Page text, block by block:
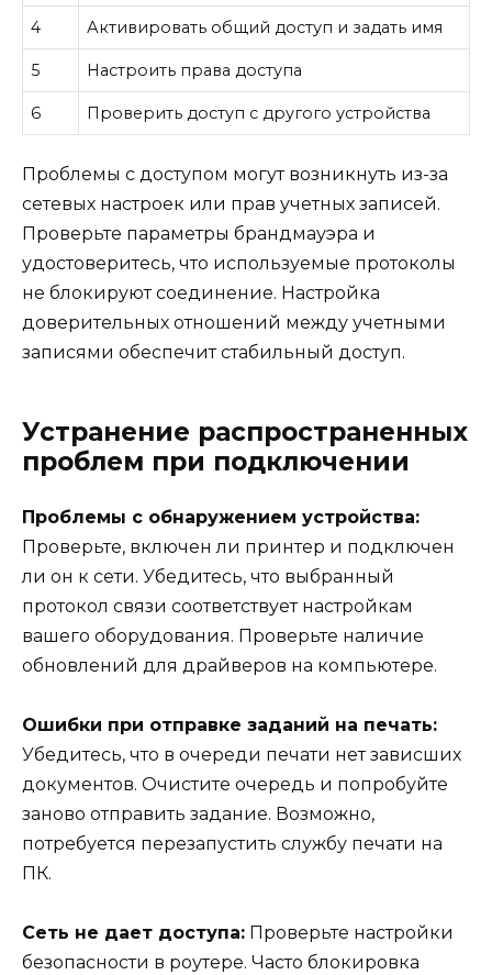
4 Активировать общий доступ и задать имя
5 Настроить права доступа
6 Проверить доступ с другого устройства
Проблемы с доступом могут возникнуть из-за
сетевых настроек или прав учетных записей.
Проверьте параметры брандмауэра и
удостоверитесь, что используемые протоколы
не блокируют соединение. Настройка
доверительных отношений между учетными
записями обеспечит стабильный доступ.
Устранение распространенных
проблем при подключении
Проблемы с обнаружением устройства:
Проверьте, включен ли принтер и подключен
ли он к сети. Убедитесь, что выбранный
протокол связи соответствует настройкам
вашего оборудования. Проверьте наличие
обновлений для драйверов на компьютере.
Ошибки при отправке заданий на печать:
Убедитесь, что в очереди печати нет зависших
документов. Очистите очередь и попробуйте
заново отправить задание. Возможно,
потребуется перезапустить службу печати на
ПК.
Сеть не дает доступа: Проверьте настройки
безопасности в роутере. Часто блокировка